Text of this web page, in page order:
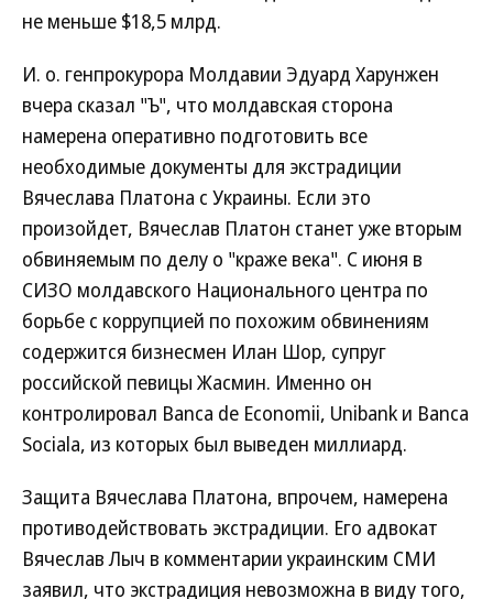
не меньше $18,5 млрд.
И. о. генпрокурора Молдавии Эдуард Харунжен
вчера сказал "Ъ", что молдавская сторона
намерена оперативно подготовить все
необходимые документы для экстрадиции
Вячеслава Платона с Украины. Если это
произойдет, Вячеслав Платон станет уже вторым
обвиняемым по делу о "краже века". С июня в
СИЗО молдавского Национального центра по
борьбе с коррупцией по похожим обвинениям
содержится бизнесмен Илан Шор, супруг
российской певицы Жасмин. Именно он
контролировал Banca de Economii, Unibank и Banca
Sociala, из которых был выведен миллиард.
Защита Вячеслава Платона, впрочем, намерена
противодействовать экстрадиции. Его адвокат
Вячеслав Лыч в комментарии украинским СМИ
заявил, что экстрадиция невозможна в виду того,